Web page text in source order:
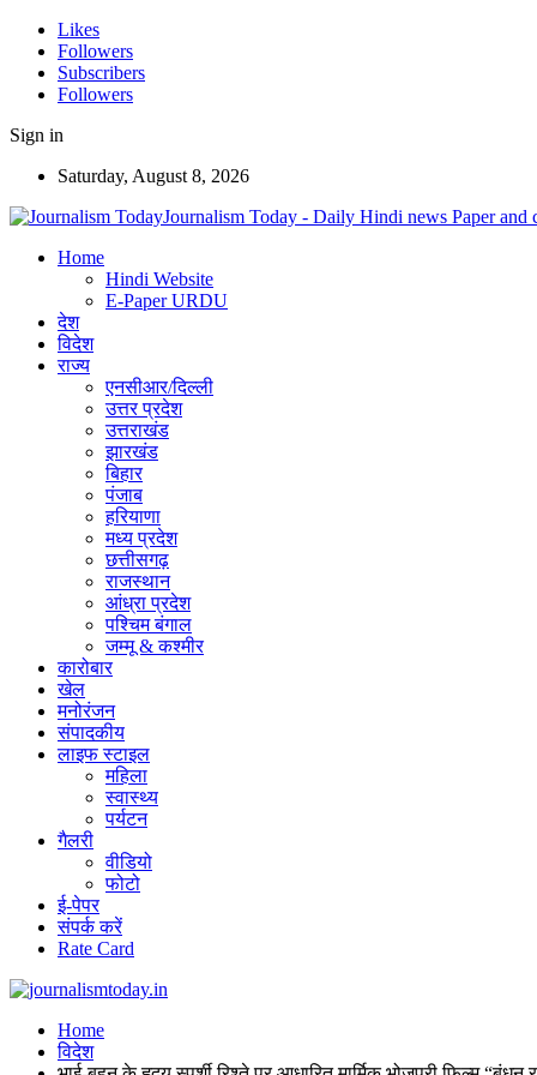
Likes
Followers
Subscribers
Followers
Sign in
Saturday, August 8, 2026
Journalism Today - Daily Hindi news Paper and
Home
Hindi Website
E-Paper URDU
देश
विदेश
राज्य
एनसीआर/दिल्ली
उत्तर प्रदेश
उत्तराखंड
झारखंड
बिहार
पंजाब
हरियाणा
मध्य प्रदेश
छत्तीसगढ़
राजस्थान
आंध्रा प्रदेश
पश्चिम बंगाल
जम्मू & कश्मीर
कारोबार
खेल
मनोरंजन
संपादकीय
लाइफ स्टाइल
महिला
स्वास्थ्य
पर्यटन
गैलरी
वीडियो
फोटो
ई-पेपर
संपर्क करें
Rate Card
Home
विदेश